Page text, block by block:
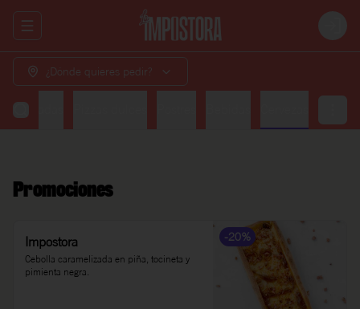
Abrir menu de navegación Login
¿Dónde quieres pedir?
Ensaladas
Promociones
-20%
Impostora
Cebolla caramelizada en piña, tocineta y
pimienta negra.